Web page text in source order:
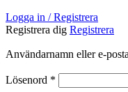
Logga in / Registrera
Registrera dig Registrera
Användarnamn eller e-
Lösenord *